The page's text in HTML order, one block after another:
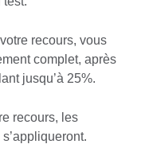
recours, vous
complet, après
jusqu’à 25%.
recours, les